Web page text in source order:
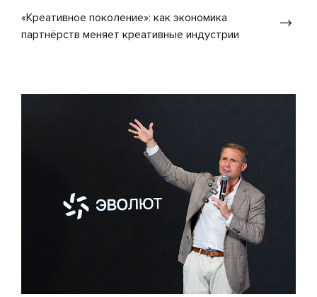
«Креативное поколение»: как экономика
партнёрств меняет креативные индустрии